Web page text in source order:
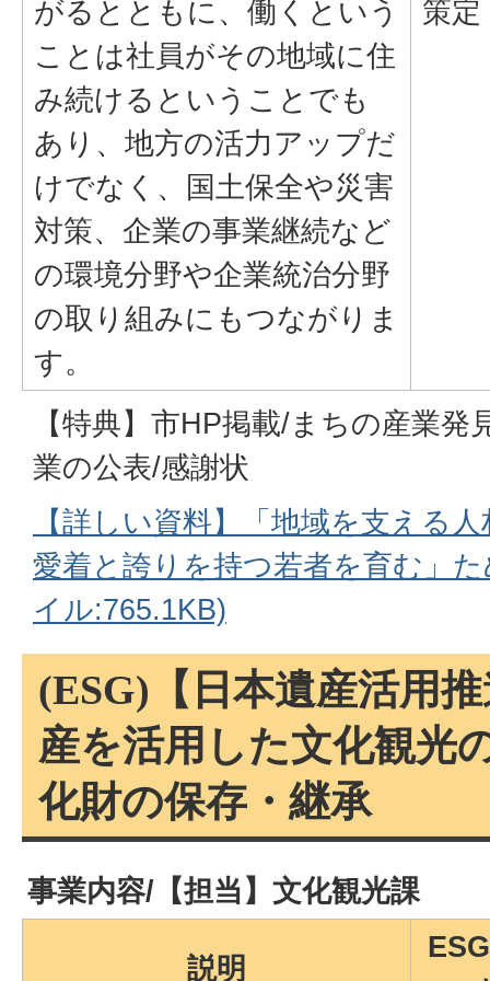
がるとともに、働くという
ことは社員がその地域に住
み続けるということでも
あり、地方の活力アップだ
けでなく、国土保全や災害
対策、企業の事業継続など
の環境分野や企業統治分野
の取り組みにもつながりま
す。
策定
【特典】市HP掲載/まちの産業
業の公表/感謝状
【詳しい資料】「地域を支える
愛着と誇りを持つ若者を育む」
イル:765.1KB)
(ESG)【日本遺産活用
産を活用した文化観光
化財の保存・継承
事業内容/【担当】文化観光課
説明